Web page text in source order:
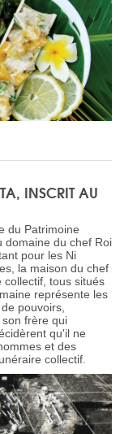
INSCRIT AU
du Patrimoine
domaine du chef Roi
pour les Ni
la maison du chef
collectif, tous situés
représente les
pouvoirs,
frère qui
qu'il ne
et des
collectif.